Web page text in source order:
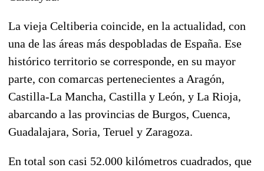
La vieja Celtiberia coincide, en la actualidad, con
una de las áreas más despobladas de España. Ese
histórico territorio se corresponde, en su mayor
parte, con comarcas pertenecientes a Aragón,
Castilla-La Mancha, Castilla y León, y La Rioja,
abarcando a las provincias de Burgos, Cuenca,
Guadalajara, Soria, Teruel y Zaragoza.
En total son casi 52.000 kilómetros cuadrados, que